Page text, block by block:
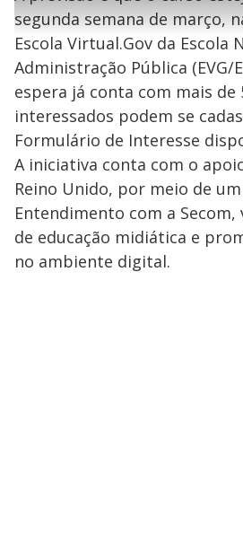
a
y
V
i
e
g
u
o
e
g
n
d
o
s
M
u
segunda semana de março,
Escola Virtual.Gov da Escola
Administração Pública (EVG/
espera já conta com mais de
interessados podem se
Formulário de Interesse
A iniciativa conta com o
Reino Unido, por meio de
Entendimento com a
de educação midiática e
no ambiente digital.